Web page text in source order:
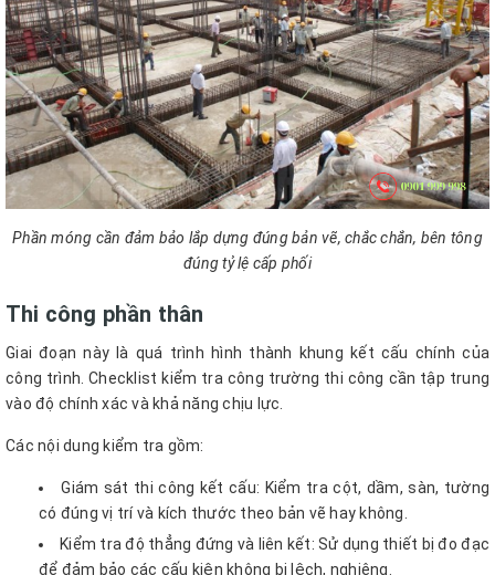
Phần móng cần đảm bảo lắp dựng đúng bản vẽ, chắc chắn, bên tông
đúng tỷ lệ cấp phối
Thi công phần thân
Giai đoạn này là quá trình hình thành khung kết cấu chính của
công trình. Checklist kiểm tra công trường thi công cần tập trung
vào độ chính xác và khả năng chịu lực.
Các nội dung kiểm tra gồm:
Giám sát thi công kết cấu: Kiểm tra cột, dầm, sàn, tường
có đúng vị trí và kích thước theo bản vẽ hay không.
Kiểm tra độ thẳng đứng và liên kết: Sử dụng thiết bị đo đạc
để đảm bảo các cấu kiện không bị lệch, nghiêng.